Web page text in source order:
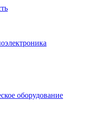
оборудование